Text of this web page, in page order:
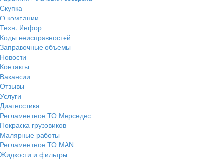
Скупка
О компании
Техн. Инфор
Коды неисправностей
Заправочные объемы
Новости
Контакты
Вакансии
Отзывы
Услуги
Диагностика
Регламентное ТО Мерседес
Покраска грузовиков
Малярные работы
Регламентное ТО MAN
Жидкости и фильтры